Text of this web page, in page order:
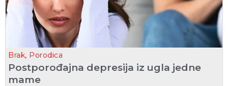
Brak, Porodica
Postporođajna depresija iz ugla jedne
mame